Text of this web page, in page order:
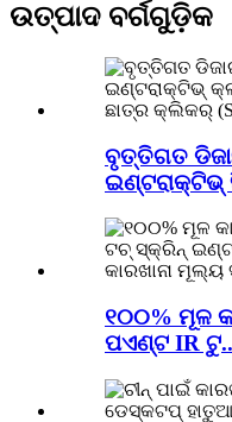
ଉତ୍ପାଦ ବର୍ଗଗୁଡ଼ିକ
ବୃତ୍ତିଗତ
ଇଣ୍ଟରାକ୍ଟିଭ୍
୧୦୦% ମୂଳ
ପଏଣ୍ଟ IR